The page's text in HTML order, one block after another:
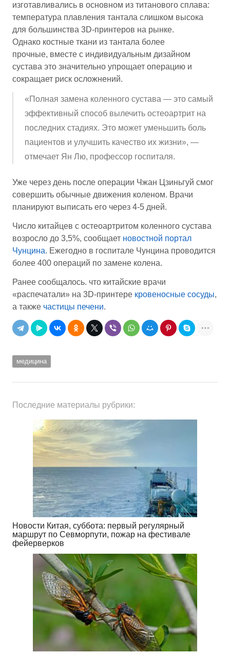
изготавливались в основном из титанового сплава:
температура плавления тантала слишком высока
для большинства 3D-принтеров на рынке.
Однако костные ткани из тантала более
прочные, вместе с индивидуальным дизайном
сустава это значительно упрощает операцию и
сокращает риск осложнений.
«Полная замена коленного сустава — это самый
эффективный способ вылечить остеоартрит на
последних стадиях. Это может уменьшить боль
пациентов и улучшить качество их жизни», —
отмечает Ян Лю, профессор госпиталя.
Уже через день после операции Чжан Цзиньгуй смог
совершить обычные движения коленом. Врачи
планируют выписать его через 4-5 дней.
Число китайцев с остеоартритом коленного сустава
возросло до 3,5%, сообщает новостной портал
Чунцина. Ежегодно в госпитале Чунцина проводится
более 400 операций по замене колена.
Ранее сообщалось. что китайские врачи
«распечатали» на 3D-принтере кровеносные сосуды,
а также частицы печени.
медицина
Последние материалы рубрики:
Новости Китая, суббота: первый регулярный
маршрут по Севморпути, пожар на фестивале
фейерверков